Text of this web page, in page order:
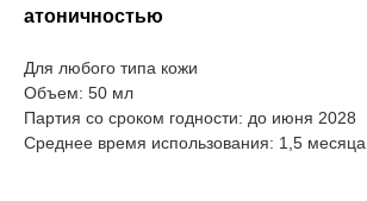
атоничностью
Для любого типа кожи
Объем: 50 мл
Партия со сроком годности: до июня 2028
Среднее время использования: 1,5 месяца